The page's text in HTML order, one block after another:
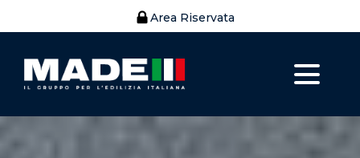
Area Riservata